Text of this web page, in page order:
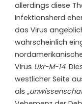
allerdings diese
Infektionsherd
das Virus
wahrscheinlich
Virus Ukr-M-14.
westlicher Seite
als „